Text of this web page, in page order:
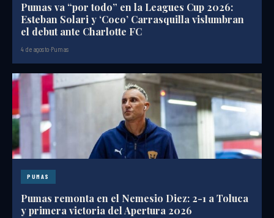
Pumas va “por todo” en la Leagues Cup 2026:
Esteban Solari y ‘Coco’ Carrasquilla vislumbran
el debut ante Charlotte FC
4 de agosto·Pumas
PUMAS
Pumas remonta en el Nemesio Diez: 2-1 a Toluca
y primera victoria del Apertura 2026